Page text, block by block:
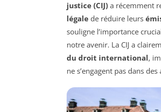
justice (CIJ) a récemment
légale de réduire leurs
souligne l’importance
notre avenir. La CIJ a
du droit international,
ne s’engagent pas dans